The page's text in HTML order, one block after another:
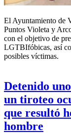
El Ayuntamiento de
Puntos Violeta y
con el objetivo de
LGTBIfóbicas, así
posibles víctimas.
Detenido
un tiroteo
que resultó
hombre